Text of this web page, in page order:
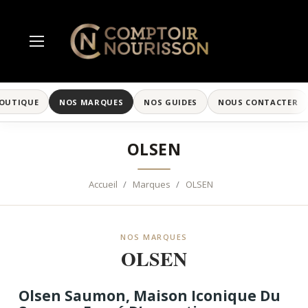
NOS MARQUES NOS GUIDES NOUS CONTACTER
OLSEN
Accueil Marques OLSEN
NOS MARQUES
OLSEN
Olsen Saumon, Maison Iconique Du